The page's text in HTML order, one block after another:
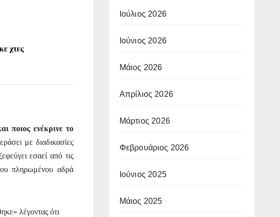
χτες
ποιος ενέκρινε το
με διαδικασίες
εσαεί από τις
πληρωμένου αδρά
λέγοντας ότι
Ιούλιος 2026
Ιούνιος 2026
Μάιος 2026
Απρίλιος 2026
Μάρτιος 2026
Φεβρουάριος 2026
Ιούνιος 2025
Μάιος 2025